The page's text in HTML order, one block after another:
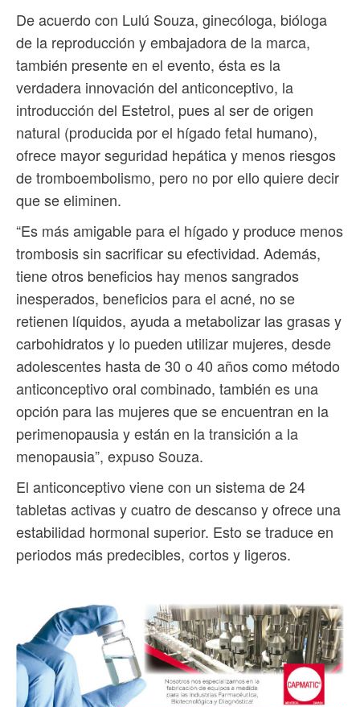
De acuerdo con Lulú Souza, ginecóloga, bióloga
de la reproducción y embajadora de la marca,
también presente en el evento, ésta es la
verdadera innovación del anticonceptivo, la
introducción del Estetrol, pues al ser de origen
natural (producida por el hígado fetal humano),
ofrece mayor seguridad hepática y menos riesgos
de tromboembolismo, pero no por ello quiere decir
que se eliminen.
“Es más amigable para el hígado y produce menos
trombosis sin sacrificar su efectividad. Además,
tiene otros beneficios hay menos sangrados
inesperados, beneficios para el acné, no se
retienen líquidos, ayuda a metabolizar las grasas y
carbohidratos y lo pueden utilizar mujeres, desde
adolescentes hasta de 30 o 40 años como método
anticonceptivo oral combinado, también es una
opción para las mujeres que se encuentran en la
perimenopausia y están en la transición a la
menopausia”, expuso Souza.
El anticonceptivo viene con un sistema de 24
tabletas activas y cuatro de descanso y ofrece una
estabilidad hormonal superior. Esto se traduce en
periodos más predecibles, cortos y ligeros.